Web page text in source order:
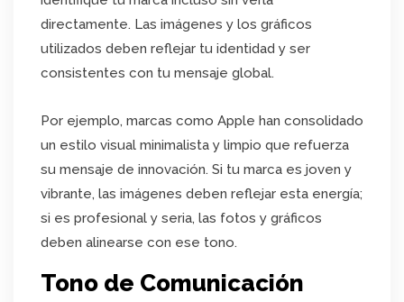
directamente. Las imágenes y los gráficos
utilizados deben reflejar tu identidad y ser
consistentes con tu mensaje global.
Por ejemplo, marcas como Apple han consolidado
un estilo visual minimalista y limpio que refuerza
su mensaje de innovación. Si tu marca es joven y
vibrante, las imágenes deben reflejar esta energía;
si es profesional y seria, las fotos y gráficos
deben alinearse con ese tono.
Tono de Comunicación